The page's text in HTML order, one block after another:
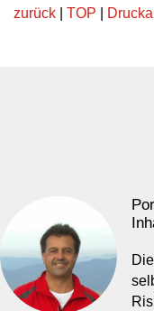
zurück TOP